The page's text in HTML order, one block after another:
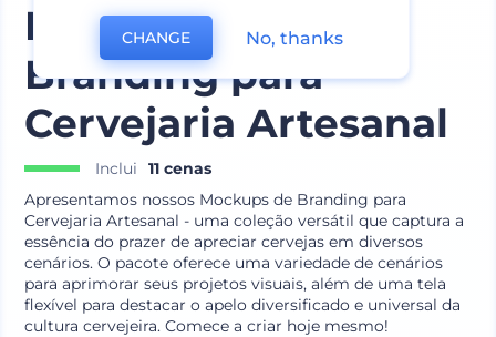
Mockups de
Branding para
Cervejaria Artesanal
Inclui
11 cenas
Apresentamos nossos Mockups de Branding para
Cervejaria Artesanal - uma coleção versátil que captura a
essência do prazer de apreciar cervejas em diversos
cenários. O pacote oferece uma variedade de cenários
para aprimorar seus projetos visuais, além de uma tela
flexível para destacar o apelo diversificado e universal da
cultura cervejeira. Comece a criar hoje mesmo!
CHANGE No, thanks